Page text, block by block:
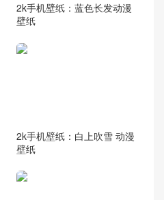
2k手机壁纸：蓝色长发动漫
壁纸
2k手机壁纸：白上吹雪 动漫
壁纸